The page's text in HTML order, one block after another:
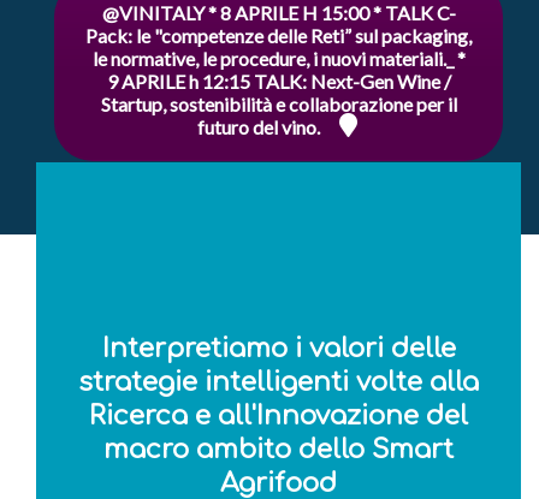
@VINITALY * 8 APRILE H 15:00 * TALK C-
Pack: le "competenze delle Reti” sul packaging,
le normative, le procedure, i nuovi materiali._ *
9 APRILE h 12:15 TALK: Next-Gen Wine /
Startup, sostenibilità e collaborazione per il
futuro del vino.
Interpretiamo i valori delle
strategie intelligenti volte alla
Ricerca e all'Innovazione del
macro ambito dello Smart
Agrifood